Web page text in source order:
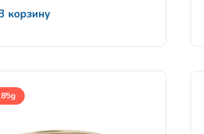
корзину